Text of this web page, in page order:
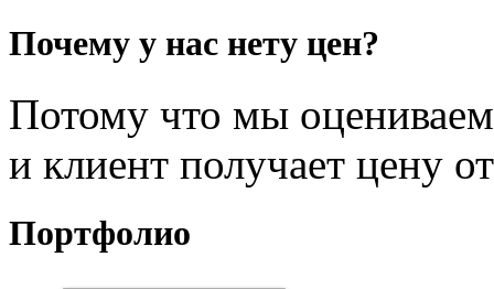
Почему у нас нету цен?
Потому что мы
и клиент получает цену
Портфолио